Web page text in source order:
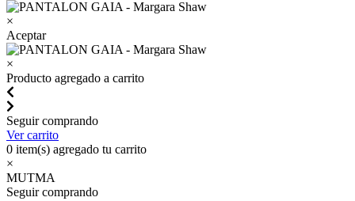
×
Aceptar
×
Producto agregado a carrito
Seguir comprando
Ver carrito
0 item(s) agregado tu carrito
×
MUTMA
Seguir comprando